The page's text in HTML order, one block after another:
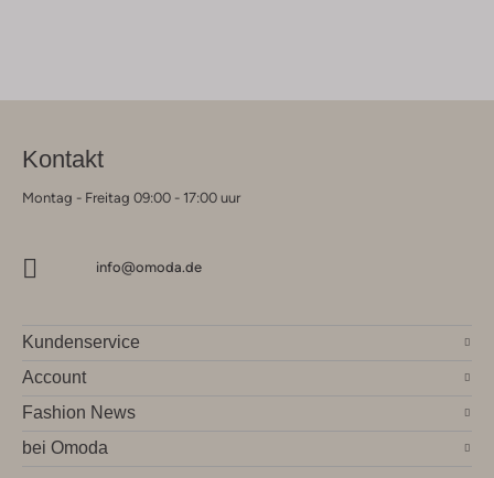
Kontakt
Montag - Freitag 09:00 - 17:00 uur
info@omoda.de
Kundenservice
Account
Fashion News
bei Omoda